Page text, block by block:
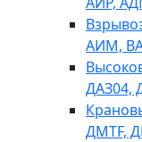
АИМ,
ДАЗ04,
ДMTF,